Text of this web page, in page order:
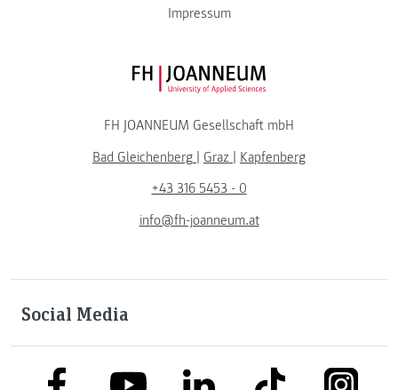
Impressum
FH JOANNEUM Logo
FH JOANNEUM Gesellschaft mbH
Bad Gleichenberg | Graz | Kapfenberg
+43 316 5453 - 0
info@fh-joanneum.at
Social Media
link to facebooklink to youtubelink to linkedinlink to tiktok link to